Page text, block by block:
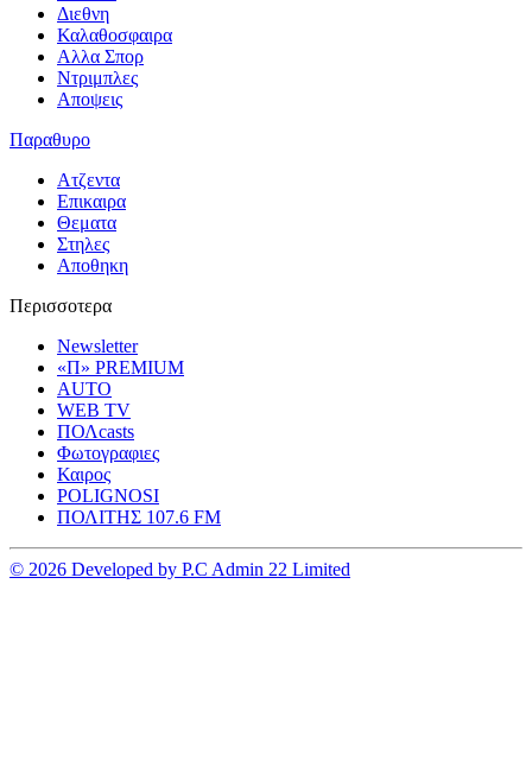
Διεθνη
Καλαθοσφαιρα
Αλλα Σπορ
Ντριμπλες
Αποψεις
Παραθυρο
Ατζεντα
Επικαιρα
Θεματα
Στηλες
Αποθηκη
Περισσοτερα
Newsletter
«Π» PREMIUM
AUTO
WEB TV
ΠΟΛcasts
Φωτογραφιες
Καιρος
POLIGNOSI
ΠΟΛΙΤΗΣ 107.6 FM
© 2026 Developed by P.C Admin 22 Limited